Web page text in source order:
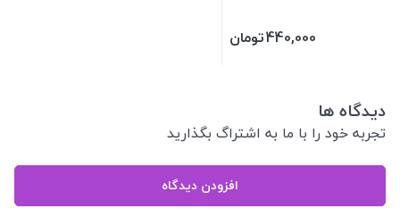
440,000تومان
دیدگاه ها
تجربه خود را با ما به اشتراگ بگذارید
افزودن دیدگاه